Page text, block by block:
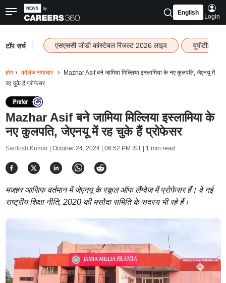
English
Login
टॉप सर्च एसएससी जीडी कांस्टेबल रिजल्ट 2026 लाइव यूपीटीईटी
होम कॉलेज समाचार
Mazhar Asif बने जामिया मिल्लिया इस्लामिया के नए कुलपति, जेएनयू में
रह चुके हैं प्रोफेसर
Mazhar Asif बने जामिया मिल्लिया इस्लामिया के
नए कुलपति, जेएनयू में रह चुके हैं प्रोफेसर
Santosh Kumar | October 24, 2024 | 06:52 PM IST| 1 min read
मजहर आसिफ वर्तमान में जेएनयू के स्कूल ऑफ लैंग्वेज में प्रोफेसर हैं। वे नई
राष्ट्रीय शिक्षा नीति, 2020 की मसौदा समिति के सदस्य भी रहे हैं।